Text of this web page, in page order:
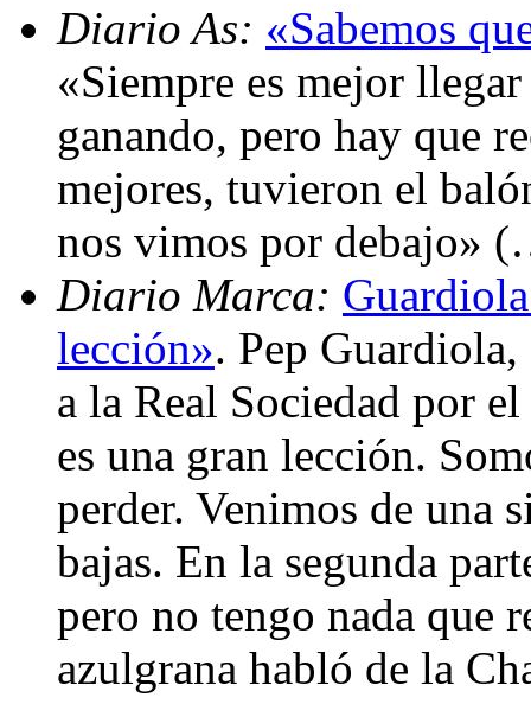
Diario As: «Sabemos
«Siempre es mejor
ganando, pero hay que
mejores, tuvieron el
nos vimos por debajo»
Diario Marca:
lección». Pep
a la Real Sociedad por
es una gran lección.
perder. Venimos de una
bajas. En la segunda
pero no tengo nada que
azulgrana habló de la